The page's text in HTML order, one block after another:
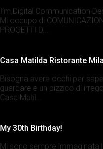
I’m Digital Communication
Mi occupo di
PROGETTI D...
Casa Matilda Ristorante
Bisogna avere occhi per
guardare e un pizzico di
Casa Matil...
My 30th Birthday!
Mi sono sempre immaginata